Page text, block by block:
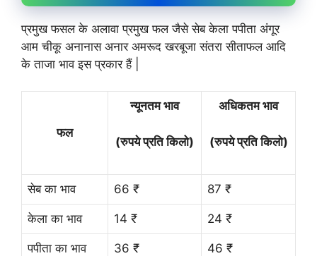
प्रमुख फसल के अलावा प्रमुख फल जैसे सेब केला पपीता अंगूर
आम चीकू अनानास अनार अमरूद खरबूजा संतरा सीताफल आदि
के ताजा भाव इस प्रकार हैं |
फल
न्यूनतम भाव
(रुपये प्रति किलो)
अधिकतम भाव
(रुपये प्रति किलो)
सेब का भाव 66 ₹ 87 ₹
केला का भाव 14 ₹ 24 ₹
पपीता का भाव 36 ₹ 46 ₹